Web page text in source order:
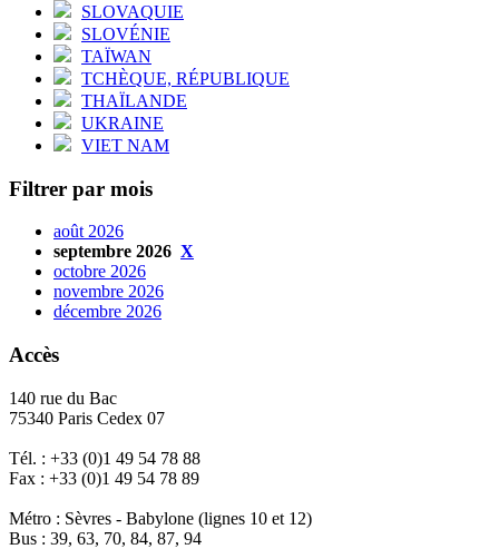
SLOVAQUIE
SLOVÉNIE
TAÏWAN
TCHÈQUE, RÉPUBLIQUE
THAÏLANDE
UKRAINE
VIET NAM
Filtrer par mois
août 2026
septembre 2026 X
octobre 2026
novembre 2026
décembre 2026
Accès
140 rue du Bac
75340 Paris Cedex 07
Tél. : +33 (0)1 49 54 78 88
Fax : +33 (0)1 49 54 78 89
Métro : Sèvres - Babylone (lignes 10 et 12)
Bus : 39, 63, 70, 84, 87, 94